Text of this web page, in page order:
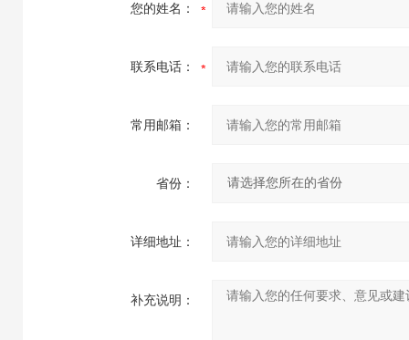
您的姓名：
联系电话：
常用邮箱：
省份：
详细地址：
补充说明：